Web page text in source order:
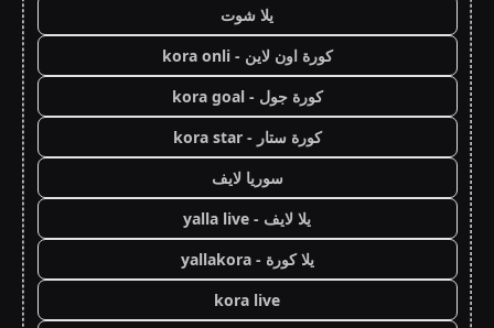
يلا شوت
كورة اون لاين - kora onli
كورة جول - kora goal
كورة ستار - kora star
سوريا لايف
يلا لايف - yalla live
يلا كورة - yallakora
kora live